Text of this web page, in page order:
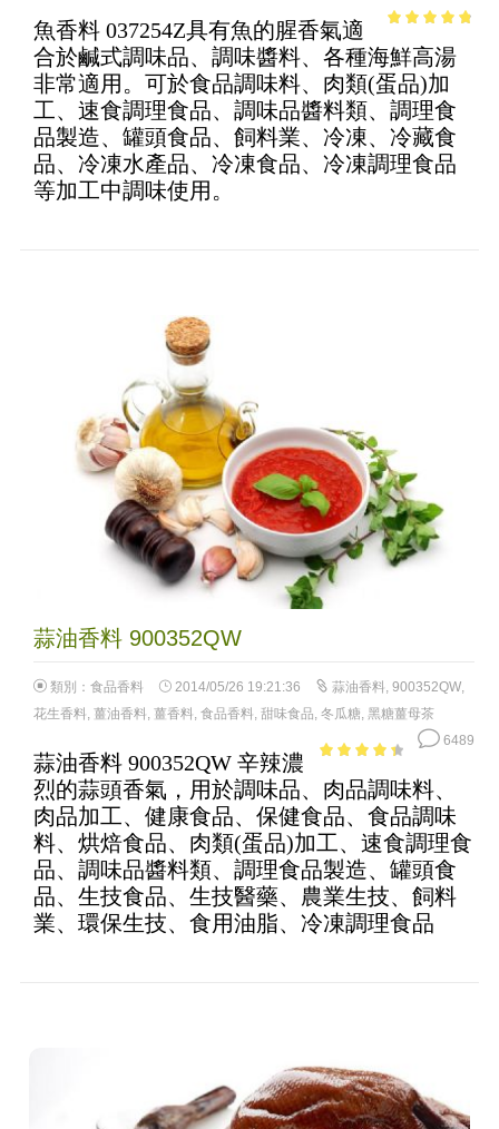
5
魚香料 037254Z具有魚的腥香氣適
合於鹹式調味品、調味醬料、各種海鮮高湯
非常適用。可於食品調味料、肉類(蛋品)加
工、速食調理食品、調味品醬料類、調理食
品製造、罐頭食品、飼料業、冷凍、冷藏食
品、冷凍水產品、冷凍食品、冷凍調理食品
等加工中調味使用。
蒜油香料 900352QW
類別： 食品香料 2014/05/26 19:21:36 蒜油香料 900352QW,
花生香料 薑油香料 薑香料 食品香料 甜味食品 冬瓜糖 黑糖薑母茶
6489
of 5
蒜油香料 900352QW 辛辣濃
烈的蒜頭香氣，用於調味品、肉品調味料、
肉品加工、健康食品、保健食品、食品調味
料、烘焙食品、肉類(蛋品)加工、速食調理食
品、調味品醬料類、調理食品製造、罐頭食
品、生技食品、生技醫藥、農業生技、飼料
業、環保生技、食用油脂、冷凍調理食品